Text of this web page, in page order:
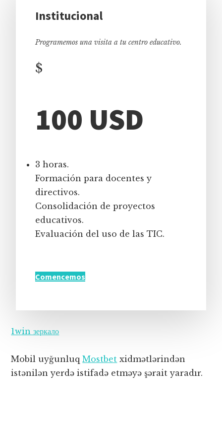
Institucional
Programemos una visita a tu centro educativo.
$
100 USD
3 horas.
Formación para docentes y
directivos.
Consolidación de proyectos
educativos.
Evaluación del uso de las TIC.
Comencemos
1win зеркало
Mobil uyğunluqMostbet xidmətlərindən
istənilən yerdə istifadə etməyə şərait yaradır.